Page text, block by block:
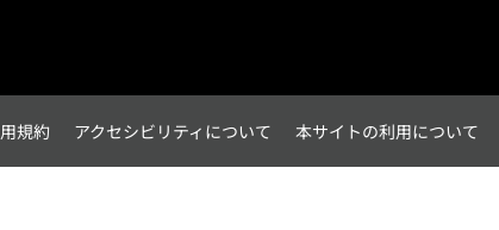
規約 アクセシビリティについて 本サイトの利用について